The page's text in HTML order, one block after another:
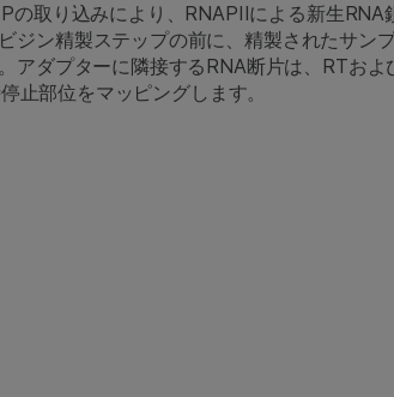
取り込みにより、RNAPIIによる新生
ン精製ステップの前に、精製されたサン
ダプターに隣接するRNA断片は、RTお
止部位をマッピングします。